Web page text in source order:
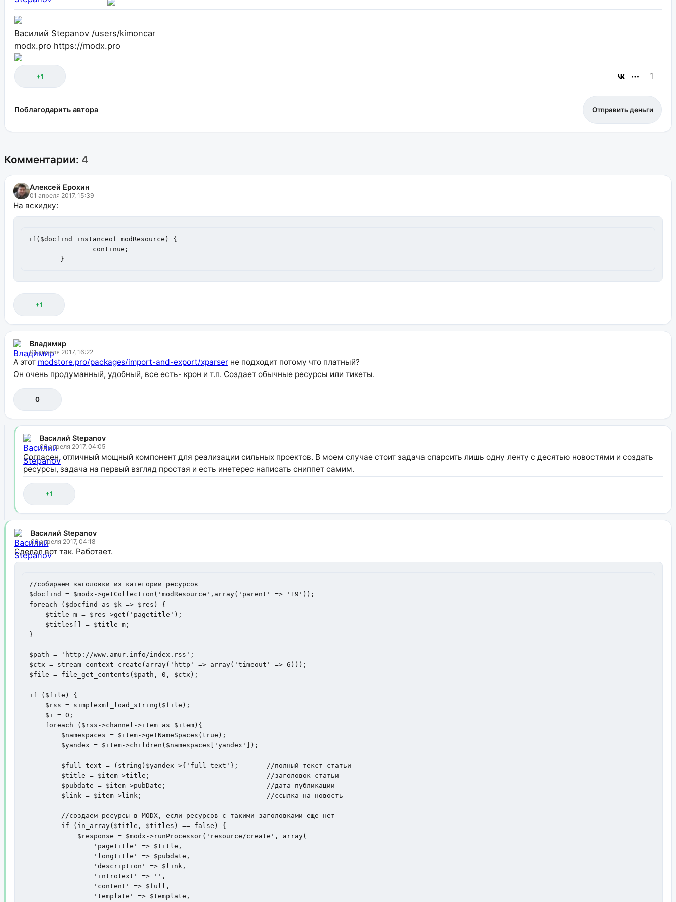
Василий Stepanov /users/kimoncar
modx.pro https://modx.pro
+1 1
Поблагодарить автора Отправить деньги
Комментарии: 4
Алексей Ерохин
01 апреля 2017, 15:39
На вскидку:
if($docfind instanceof modResource) {
        }
+1
Владимир
01 апреля 2017, 16:22
А этот modstore.pro/packages/import-and-export/xparserне подходит потому что платный?
Он очень продуманный, удобный, все есть- крон и т.п. Создает обычные ресурсы или тикеты.
0
Василий Stepanov
02 апреля 2017, 04:05
Согласен, отличный мощный компонент для реализации сильных проектов. В моем случае стоит задача спарсить лишь одну ленту с десятью новостями и создать
ресурсы, задача на первый взгляд простая и есть инетерес написать сниппет самим.
+1
Василий Stepanov
02 апреля 2017, 04:18
Сделал вот так. Работает.
//собираем заголовки из категории ресурсов
$docfind = $modx->getCollection('modResource',array('parent' => '19'));
foreach ($docfind as $k => $res) {
    $title_m = $res->get('pagetitle');
    $titles[] = $title_m;
}
$path = 'http://www.amur.info/index.rss';
$ctx = stream_context_create(array('http' => array('timeout' => 6)));
$file = file_get_contents($path, 0, $ctx);
if ($file) {
    $rss = simplexml_load_string($file);
    $i = 0;
    foreach ($rss->channel->item as $item){
        $namespaces = $item->getNameSpaces(true);
        $yandex = $item->children($namespaces['yandex']);
        $full_text = (string)$yandex->{'full-text'};       //полный текст статьи
        $title = $item->title;                             //заголовок статьи
        $pubdate = $item->pubDate;                         //дата публикации
        $link = $item->link;                               //ссылка на новость
        if (in_array($title, $titles) == false) {
            $response = $modx->runProcessor('resource/create', array(
                'pagetitle' => $title,
                'longtitle' => $pubdate,
                'description' => $link,
                'introtext' => '',
                'content' => $full,
                'template' => $template,